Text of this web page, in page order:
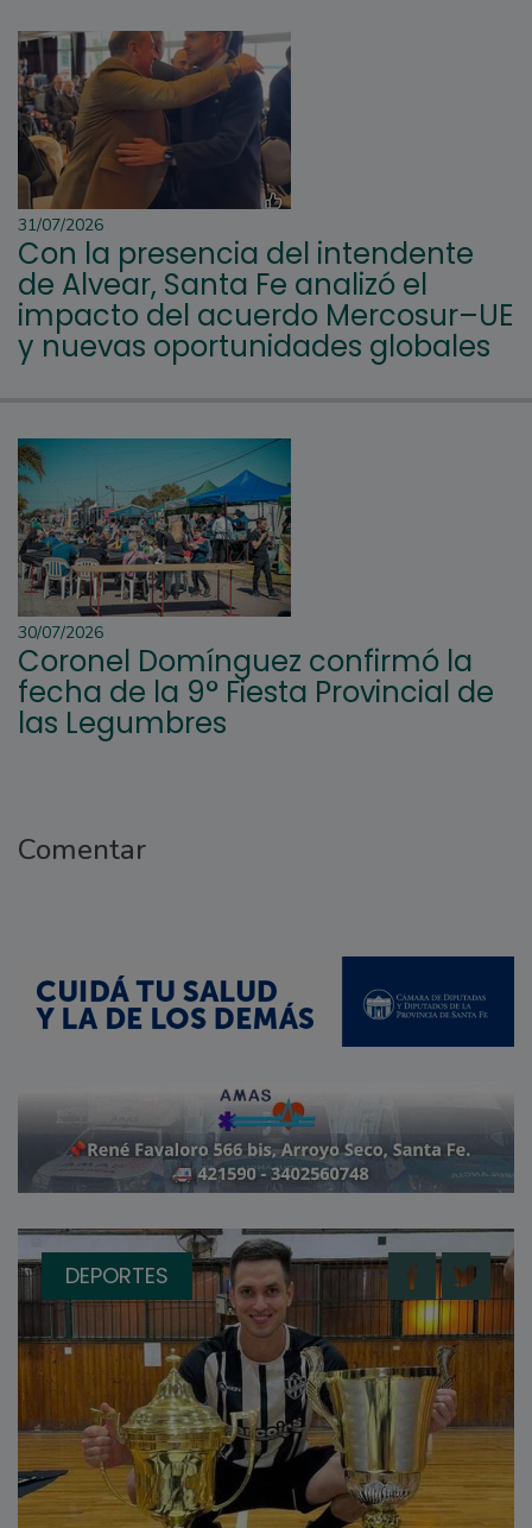
31/07/2026
Con la presencia del intendente
de Alvear, Santa Fe analizó el
impacto del acuerdo Mercosur–UE
y nuevas oportunidades globales
30/07/2026
Coronel Domínguez confirmó la
fecha de la 9° Fiesta Provincial de
las Legumbres
Comentar
DEPORTES